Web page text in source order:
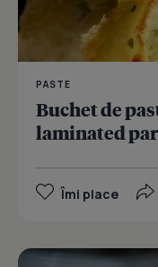
PASTE
Buchet de
laminated
Îmi place